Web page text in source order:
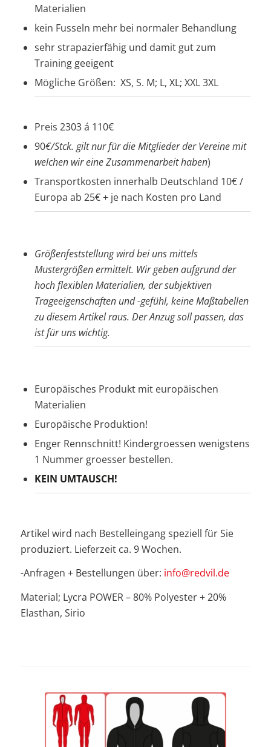
Materialien
kein Fusseln mehr bei normaler Behandlung
sehr strapazierfähig und damit gut zum
Training geeigent
Mögliche Größen: XS, S. M; L, XL; XXL 3XL
Preis 2303 á 110€
90€/Stck. gilt nur für die Mitglieder der Vereine mit
welchen wir eine Zusammenarbeit haben)
Transportkosten innerhalb Deutschland 10€ /
Europa ab 25€ + je nach Kosten pro Land
Größenfeststellung wird bei uns mittels
Mustergrößen ermittelt. Wir geben aufgrund der
hoch flexiblen Materialien, der subjektiven
Trageeigenschaften und -gefühl, keine Maßtabellen
zu diesem Artikel raus. Der Anzug soll passen, das
ist für uns wichtig.
Europäisches Produkt mit europäischen
Materialien
Europäische Produktion!
Enger Rennschnitt! Kindergroessen wenigstens
1 Nummer groesser bestellen.
KEIN UMTAUSCH!
Artikel wird nach Bestelleingang speziell für Sie
produziert. Lieferzeit ca. 9 Wochen.
-Anfragen + Bestellungen über: info@redvil.de
Material; Lycra POWER – 80% Polyester + 20%
Elasthan, Sirio